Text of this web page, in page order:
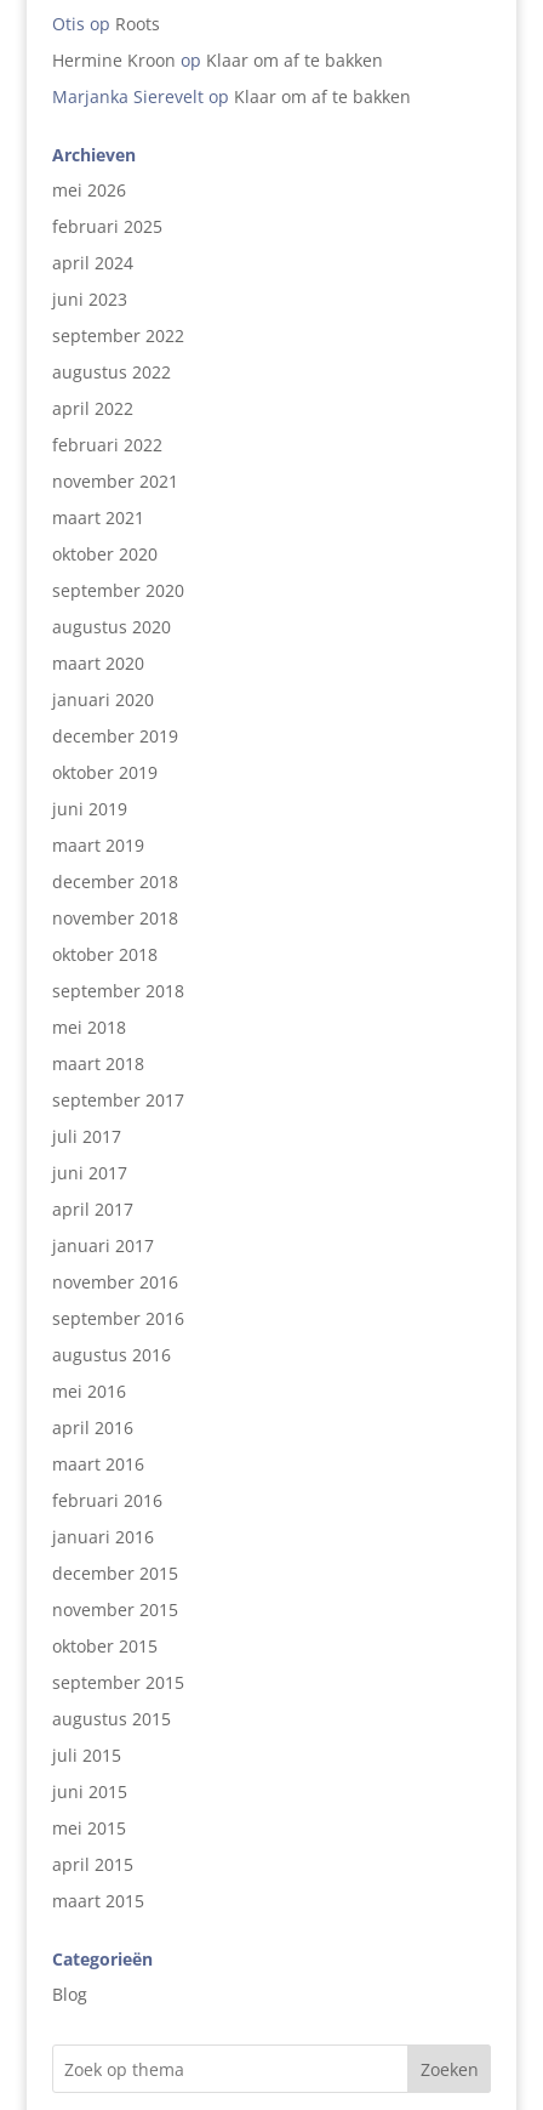
Otis op Roots
Hermine Kroon op Klaar om af te bakken
Marjanka Siereveltop Klaar om af te bakken
Archieven
mei 2026
februari 2025
april 2024
juni 2023
september 2022
augustus 2022
april 2022
februari 2022
november 2021
maart 2021
oktober 2020
september 2020
augustus 2020
maart 2020
januari 2020
december 2019
oktober 2019
juni 2019
maart 2019
december 2018
november 2018
oktober 2018
september 2018
mei 2018
maart 2018
september 2017
juli 2017
juni 2017
april 2017
januari 2017
november 2016
september 2016
augustus 2016
mei 2016
april 2016
maart 2016
februari 2016
januari 2016
december 2015
november 2015
oktober 2015
september 2015
augustus 2015
juli 2015
juni 2015
mei 2015
april 2015
maart 2015
Categorieën
Blog
Zoeken